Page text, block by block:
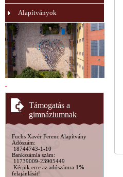
Alapítványok
Támogatás a
gimnáziumnak
Fuchs Xavér Ferenc Alapítvány
Adószám:
18744743-1-10
Bankszámla szám:
11739009-23905449
Kérjük erre az adószámra 1%
felajánlását!